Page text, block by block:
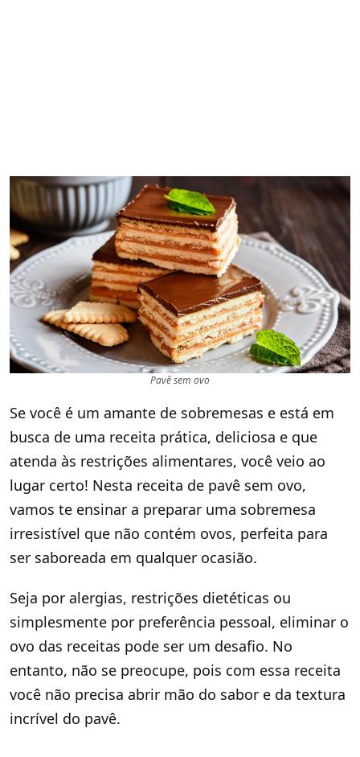
Pavê sem ovo
Se você é um amante de sobremesas e está em
busca de uma receita prática, deliciosa e que
atenda às restrições alimentares, você veio ao
lugar certo! Nesta receita de pavê sem ovo,
vamos te ensinar a preparar uma sobremesa
irresistível que não contém ovos, perfeita para
ser saboreada em qualquer ocasião.
Seja por alergias, restrições dietéticas ou
simplesmente por preferência pessoal, eliminar o
ovo das receitas pode ser um desafio. No
entanto, não se preocupe, pois com essa receita
você não precisa abrir mão do sabor e da textura
incrível do pavê.